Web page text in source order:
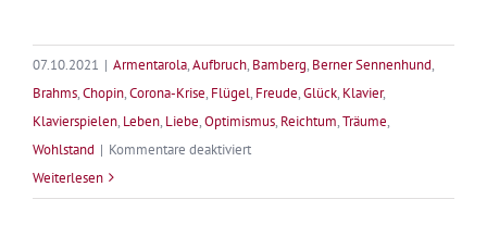
07.10.2021 | Armentarola,Aufbruch, Bamberg, Berner Sennenhund,
Brahms,Chopin,Corona-Krise, Flügel, Freude,Glück, Klavier,
Klavierspielen, Leben, Liebe,Optimismus, Reichtum,Träume,
Wohlstand | Kommentare deaktiviertfür
deinen
Weiterlesen